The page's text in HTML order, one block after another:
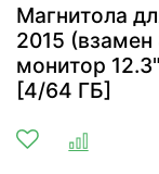
Магнитола
2015
монитор
[4/64 ГБ]